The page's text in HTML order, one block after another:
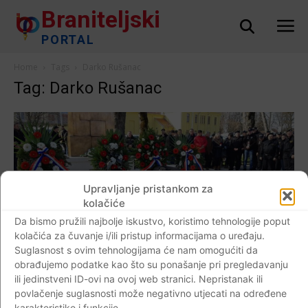
Upravljanje pristankom za
kolačiće
Da bismo pružili najbolje iskustvo, koristimo tehnologije poput
kolačića za čuvanje i/ili pristup informacijama o uređaju.
Suglasnost s ovim tehnologijama će nam omogućiti da
obrađujemo podatke kao što su ponašanje pri pregledavanju
ili jedinstveni ID-ovi na ovoj web stranici. Nepristanak ili
povlačenje suglasnosti može negativno utjecati na određene
Braniteljski
PORTAL
Tag: Darko Rušanac
Svjedoci vremena
FOTO Udruga dragovoljaca Hrvatskih
obrambenih snaga i 1. samostalna satnija
“Marijan Baotić” Vinkovci organizatori su